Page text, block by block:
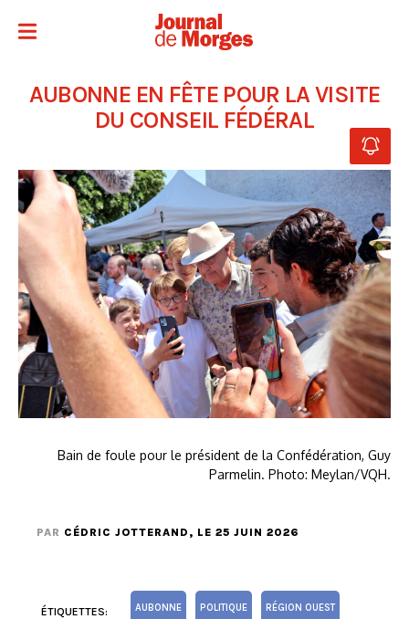
AUBONNE EN FÊTE POUR LA VISITE
DU CONSEIL FÉDÉRAL
Bain de foule pour le président de la Confédération, Guy
Parmelin. Photo: Meylan/VQH.
PAR CÉDRIC JOTTERAND , LE 25 JUIN 2026
ÉTIQUETTES: AUBONNE POLITIQUE RÉGION OUEST